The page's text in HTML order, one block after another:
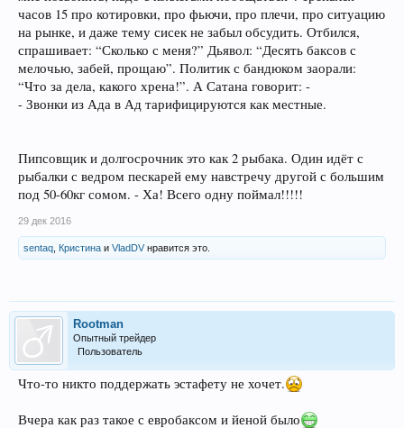
часов 15 про котировки, про фьючи, про плечи, про ситуацию
на рынке, и даже тему сисек не забыл обсудить. Отбился,
спрашивает: “Сколько с меня?” Дьявол: “Десять баксов с
мелочью, забей, прощаю”. Политик с бандюком заорали:
“Что за дела, какого хрена!”. А Сатана говорит: -
- Звонки из Ада в Ад тарифицируются как местные.
Пипсовщик и долгосрочник это как 2 рыбака. Один идёт с
рыбалки с ведром пескарей ему навстречу другой с большим
под 50-60кг сомом. - Ха! Всего одну поймал!!!!!
29 дек 2016
sentaq Кристина и VladDV нравится это.
Rootman
Опытный трейдер
Пользователь
Что-то никто поддержать эстафету не хочет.
Вчера как раз такое с евробаксом и йеной было